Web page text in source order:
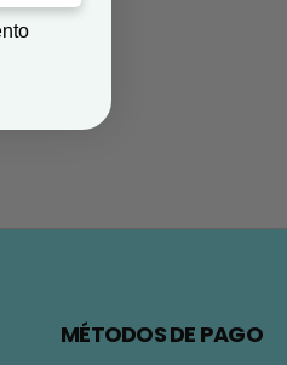
MÉTODOS DE PAGO